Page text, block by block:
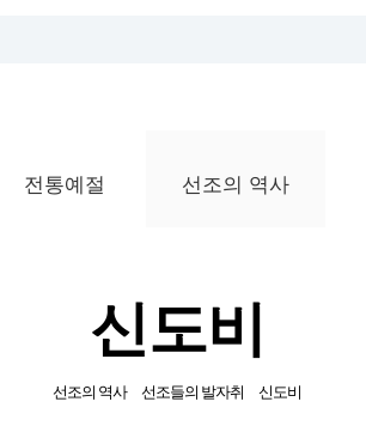
전통예절 선조의 역사
신도비
선조의 역사 선조들의 발자취 신도비